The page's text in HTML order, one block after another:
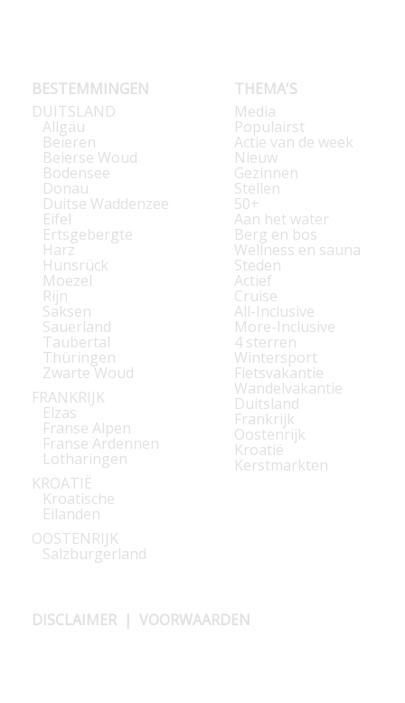
BESTEMMINGEN
DUITSLAND
Allgäu
Beieren
Beierse Woud
Bodensee
Donau
Duitse Waddenzee
Eifel
Ertsgebergte
Harz
Hunsrück
Moezel
Rijn
Saksen
Sauerland
Taubertal
Thüringen
Zwarte Woud
FRANKRIJK
Elzas
Franse Alpen
Franse Ardennen
Lotharingen
KROATIË
Kroatische
Eilanden
OOSTENRIJK
Salzburgerland
THEMA'S
Media
Populairst
Actie van de week
Nieuw
Gezinnen
Stellen
50+
Aan het water
Berg en bos
Wellness en sauna
Steden
Actief
Cruise
All-Inclusive
More-Inclusive
4 sterren
Wintersport
Fietsvakantie
Wandelvakantie
Duitsland
Frankrijk
Oostenrijk
Kroatië
Kerstmarkten
DISCLAIMER | VOORWAARDEN